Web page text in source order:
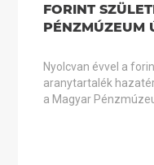
FORINT
PÉNZMÚZEUM
Nyolcvan évvel a
aranytartalék
a Magyar